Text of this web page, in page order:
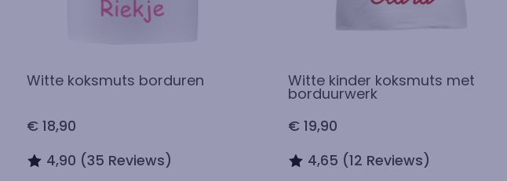
Witte koksmuts borduren
€ 18,90
4,90 (35 Reviews)
Witte kinder koksmuts met
borduurwerk
€ 19,90
4,65 (12 Reviews)